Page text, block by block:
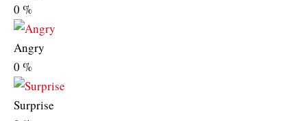
0 %
Angry
0 %
Surprise